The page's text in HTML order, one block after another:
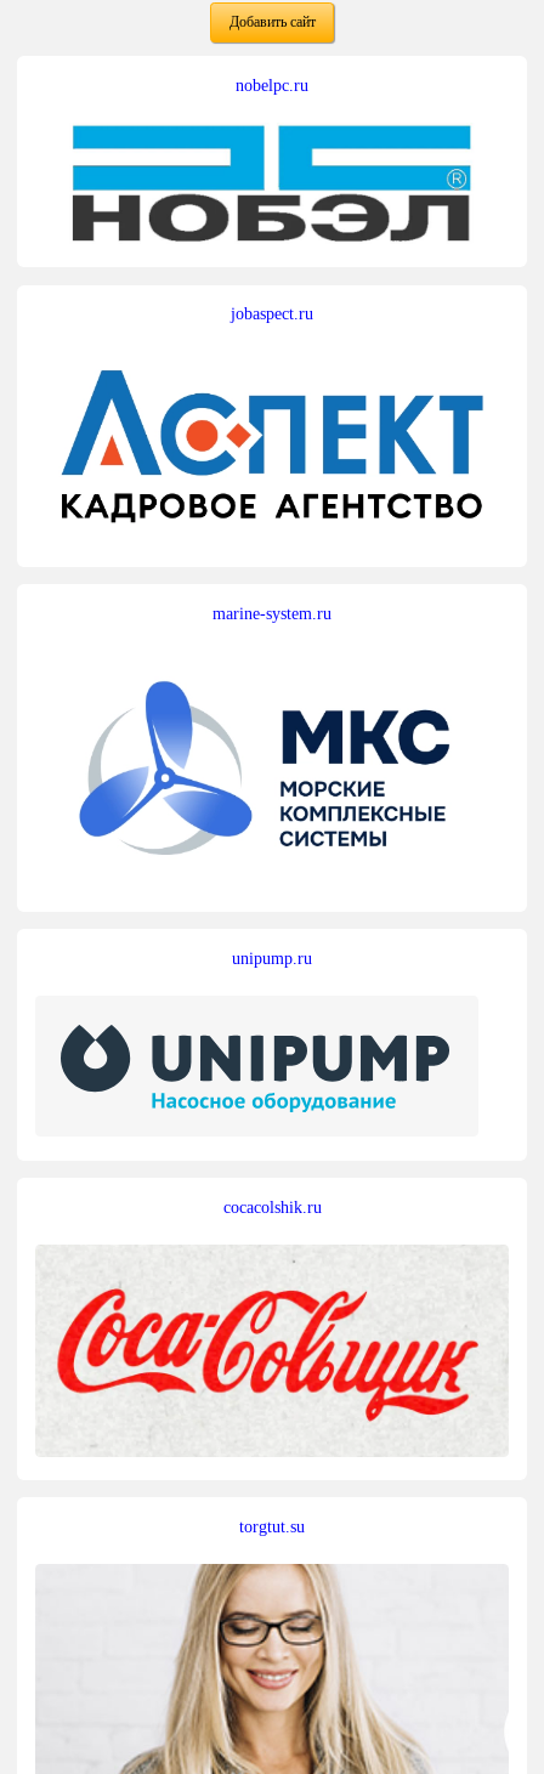
Добавить сайт
nobelpc.ru
jobaspect.ru
marine-system.ru
unipump.ru
cocacolshik.ru
torgtut.su